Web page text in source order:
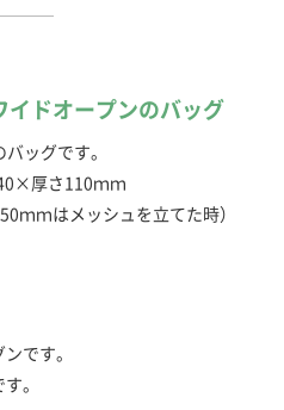
イドオープンのバッグ
バッグです。
厚さ110ｍｍ
ｍｍはメッシュを立てた時）
です。
。